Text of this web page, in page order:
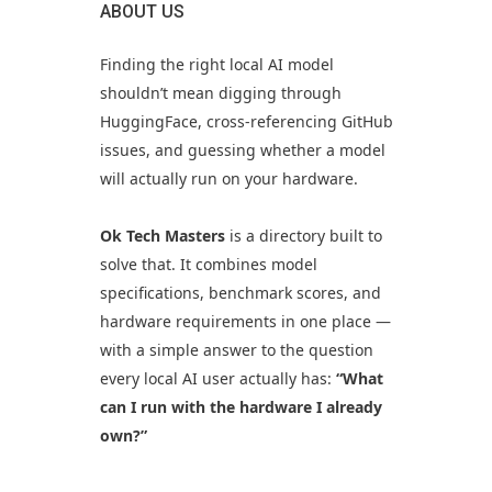
ABOUT US
Finding the right local AI model
shouldn’t mean digging through
HuggingFace, cross-referencing GitHub
issues, and guessing whether a model
will actually run on your hardware.
Ok Tech Mastersis a directory built to
solve that. It combines model
specifications, benchmark scores, and
hardware requirements in one place —
with a simple answer to the question
every local AI user actually has: “What
can I run with the hardware I already
own?”